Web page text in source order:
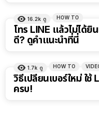
16.2k ดู HOW TO
โทร LINE แล้วไม่ได้ยิ
ดี? ดูคำแนะนำที่นี่
1.7k ดู HOW TO
วิธีเปลี่ยนเบอร์ใหม่ ใช้
ครบ!